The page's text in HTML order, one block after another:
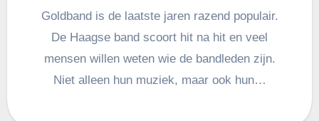
Goldband is de laatste jaren razend populair.
De Haagse band scoort hit na hit en veel
mensen willen weten wie de bandleden zijn.
Niet alleen hun muziek, maar ook hun…